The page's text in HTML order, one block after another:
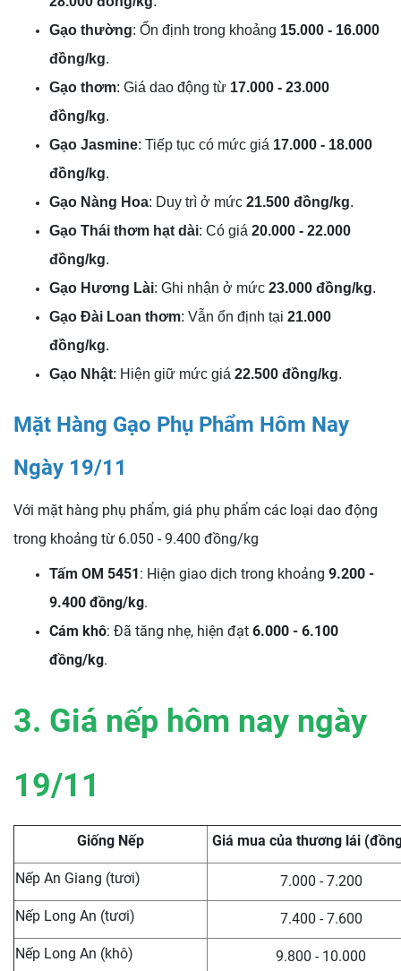
Gạo thường: Ổn định trong khoảng 15.000 - 16.000
đồng/kg.
Gạo thơm: Giá dao động từ 17.000 - 23.000
đồng/kg.
Gạo Jasmine: Tiếp tục có mức giá 17.000 - 18.000
đồng/kg.
Gạo Nàng Hoa: Duy trì ở mức 21.500 đồng/kg.
Gạo Thái thơm hạt dài: Có giá 20.000 - 22.000
đồng/kg.
Gạo Hương Lài: Ghi nhận ở mức 23.000 đồng/kg.
Gạo Đài Loan thơm: Vẫn ổn định tại 21.000
đồng/kg.
Gạo Nhật: Hiện giữ mức giá 22.500 đồng/kg.
Mặt Hàng Gạo Phụ Phẩm Hôm Nay
Ngày 19/11
Với mặt hàng phụ phẩm, giá phụ phẩm các loại dao động
trong khoảng từ 6.050 - 9.400 đồng/kg
Tấm OM 5451: Hiện giao dịch trong khoảng 9.200 -
9.400 đồng/kg.
Cám khô: Đã tăng nhẹ, hiện đạt 6.000 - 6.100
đồng/kg.
3. Giá nếp hôm nay ngày
19/11
Giống Nếp Giá mua của thương lái
Nếp An Giang (tươi) 7.000 - 7.200
Nếp Long An (tươi) 7.400 - 7.600
Nếp Long An (khô) 9.800 - 10.000